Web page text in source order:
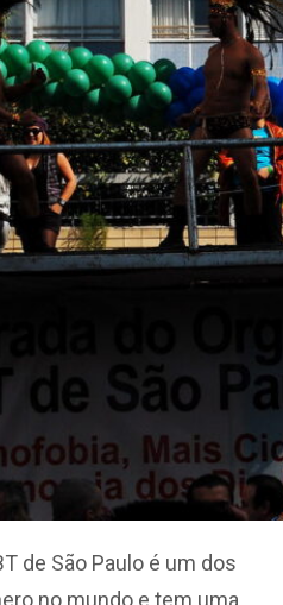
de São Paulo é um dos